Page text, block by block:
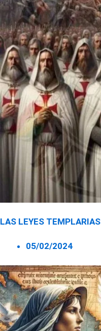
LAS LEYES TEMPLARIAS
05/02/2024